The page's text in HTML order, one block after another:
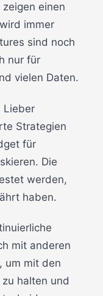
einen
immer
sind noch
nur für
vielen Daten.
Lieber
Strategien
für
Die
werden,
haben.
mit anderen
um mit den
halten und